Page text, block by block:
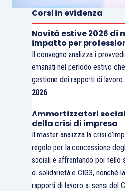
Corsi in evidenza
Novità estive 2026 di
impatto per
Il convegno analizza i
emanati nel periodo estivo
gestione dei rapporti di lavoro.
2026
Ammortizzatori
della crisi di impresa
Il master analizza la crisi
regole per la concessione
sociali e affrontando poi nello
di solidarietà e CIGS, nonché
rapporti di lavoro ai sensi del